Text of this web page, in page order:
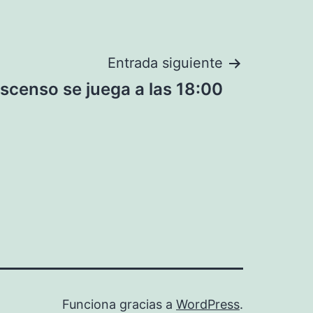
Entrada siguiente
se juega a las 18:00
Funciona gracias a WordPress.